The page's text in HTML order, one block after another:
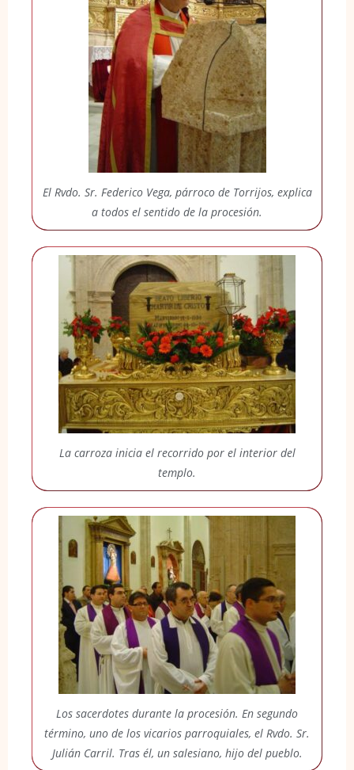
El Rvdo. Sr. Federico Vega, párroco de Torrijos, explica
a todos el sentido de la procesión.
La carroza inicia el recorrido por el interior del
templo.
Los sacerdotes durante la procesión. En segundo
término, uno de los vicarios parroquiales, el Rvdo. Sr.
Julián Carril. Tras él, un salesiano, hijo del pueblo.